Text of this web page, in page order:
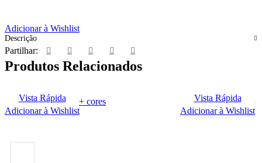
Adicionar à Wishlist
Descrição
Partilhar:
Produtos Relacionados
+ cores
Vista Rápida
Adicionar à Wishlist
Vista Rápida
Adicionar à Wishlist